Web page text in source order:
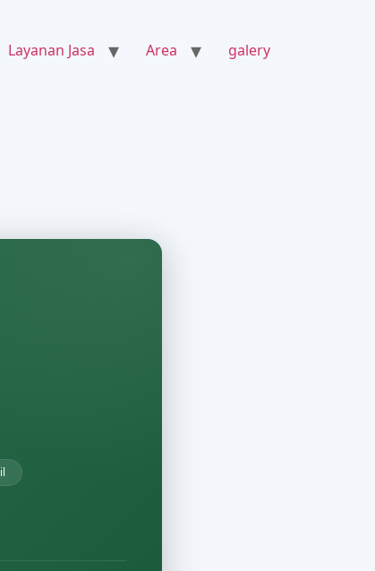
Layanan Jasa Area galery